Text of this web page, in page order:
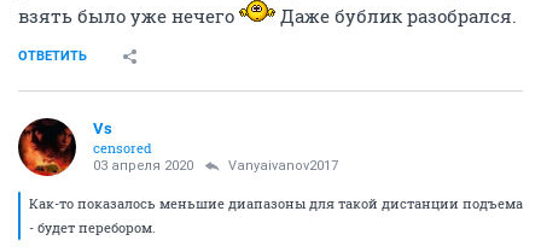
взять было уже нечего
Даже бублик разобрался.
ОТВЕТИТЬ
Vs
censored
03 апреля 2020 Vanyaivanov2017
Как-то показалось меньшие диапазоны для такой дистанции подъема
- будет перебором.